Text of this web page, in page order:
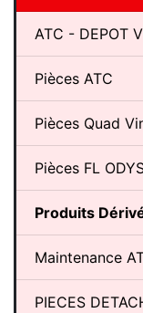
ATC - DEPOT
Pièces ATC
Pièces Quad
Pièces FL
Produits
Maintenance
PIECES